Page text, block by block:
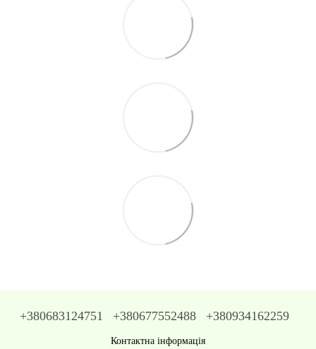
+380683124751 +380677552488 +380934162259
Контактна інформація